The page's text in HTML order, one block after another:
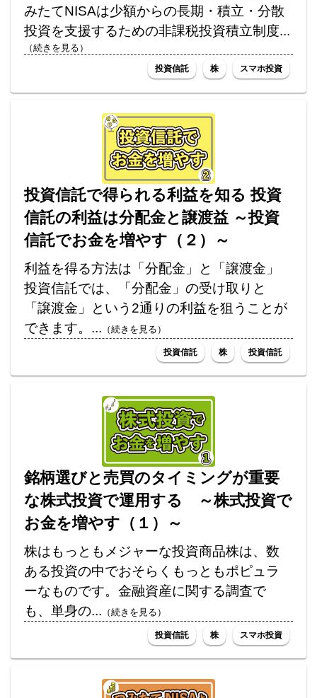
みたてNISAは少額からの長期・積立・分散
投資を支援するための非課税投資積立制度...
（続きを見る）
投資信託 株 スマホ投資
投資信託で得られる利益を知る 投資
信託の利益は分配金と譲渡益 ～投資
信託でお金を増やす（２）～
利益を得る方法は「分配金」と「譲渡金」
投資信託では、「分配金」の受け取りと
「譲渡金」という2通りの利益を狙うことが
できます。... （続きを見る）
投資信託 株 投資信託
銘柄選びと売買のタイミングが重要
な株式投資で運用する ～株式投資で
お金を増やす（１）～
株はもっともメジャーな投資商品株は、数
ある投資の中でおそらくもっともポピュラ
ーなものです。金融資産に関する調査で
も、単身の... （続きを見る）
投資信託 株 スマホ投資